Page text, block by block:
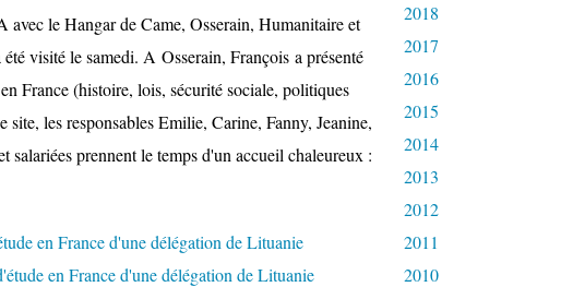
le Hangar de Came, Osserain, Humanitaire et
visité le samedi. A Osserain, François a présenté
France (histoire, lois, sécurité sociale, politiques
les responsables Emilie, Carine, Fanny, Jeanine,
salariées prennent le temps d'un accueil chaleureux :
2018
2017
2016
2015
2014
2013
2012
2011
2010